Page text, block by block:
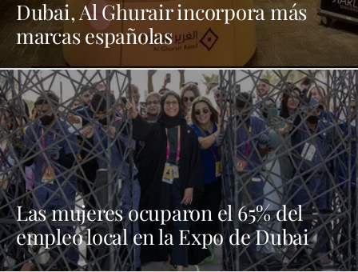
Dubai, Al Ghurair incorpora más
marcas españolas
Las mujeres ocuparon el 65% del
empleo local en la Expo de Dubai